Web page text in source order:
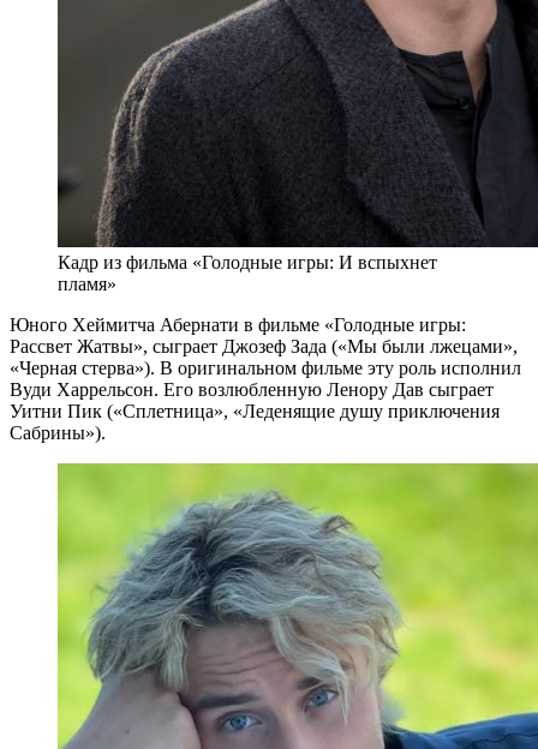
Кадр из фильма «Голодные игры: И вспыхнет
пламя»
Юного Хеймитча Абернати в фильме «Голодные игры:
Рассвет Жатвы», сыграет Джозеф Зада («Мы были лжецами»,
«Черная стерва»). В оригинальном фильме эту роль исполнил
Вуди Харрельсон. Его возлюбленную Ленору Дав сыграет
Уитни Пик («Сплетница», «Леденящие душу приключения
Сабрины»).